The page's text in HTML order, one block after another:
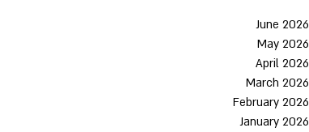
June 2026
May 2026
April 2026
March 2026
February 2026
January 2026